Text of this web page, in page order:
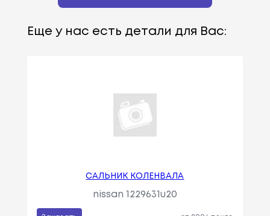
Еще у нас есть детали для Вас:
САЛЬНИК КОЛЕНВАЛА
nissan 1229631u20